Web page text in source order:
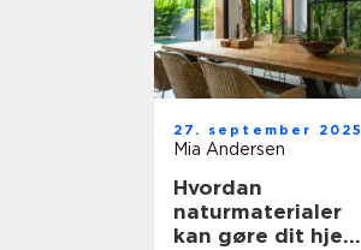
27. september 2025
Mia Andersen
Hvordan
naturmaterialer
kan gøre dit hjem